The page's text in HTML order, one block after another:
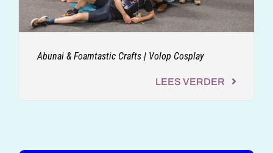
Abunai & Foamtastic Crafts | Volop Cosplay
LEES VERDER